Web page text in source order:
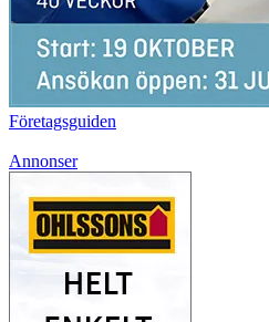
Företagsguiden
Annonser